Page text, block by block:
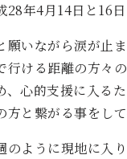
28年4月14日と16
いながら涙が止ま
行ける距離の方々
心的支援に入る
と繋がる事をして
ように現地に入